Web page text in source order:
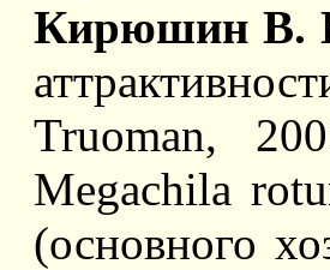
Кирюшин В.
Truoman,
Megachila
(основного